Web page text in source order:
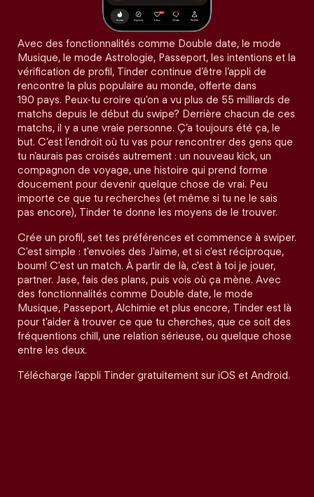
Avec des fonctionnalités comme Double date, le mode
Musique, le mode Astrologie, Passeport, les intentions et la
vérification de profil, Tinder continue d’être l’appli de
rencontre la plus populaire au monde, offerte dans
190 pays. Peux-tu croire qu'on a vu plus de 55 milliards de
matchs depuis le début du swipe? Derrière chacun de ces
matchs, il y a une vraie personne. Ç’a toujours été ça, le
but. C’est l’endroit où tu vas pour rencontrer des gens que
tu n’aurais pas croisés autrement : un nouveau kick, un
compagnon de voyage, une histoire qui prend forme
doucement pour devenir quelque chose de vrai. Peu
importe ce que tu recherches (et même si tu ne le sais
pas encore), Tinder te donne les moyens de le trouver.
Crée un profil, set tes préférences et commence à swiper.
C'est simple : t'envoies des J'aime, et si c'est réciproque,
boum! C'est un match. À partir de là, c'est à toi je jouer,
partner. Jase, fais des plans, puis vois où ça mène. Avec
des fonctionnalités comme Double date, le mode
Musique, Passeport, Alchimie et plus encore, Tinder est là
pour t'aider à trouver ce que tu cherches, que ce soit des
fréquentions chill, une relation sérieuse, ou quelque chose
entre les deux.
Télécharge l’appli Tinder gratuitement sur iOS et Android.